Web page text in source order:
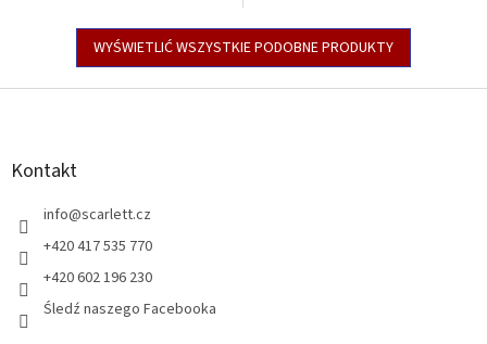
WYŚWIETLIĆ WSZYSTKIE PODOBNE PRODUKTY
S
Kontakt
info@scarlett.cz
+420 417 535 770
+420 602 196 230
Śledź naszego Facebooka